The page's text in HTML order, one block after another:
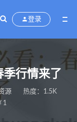
登录
行情来了
源
热度：1.5K
1